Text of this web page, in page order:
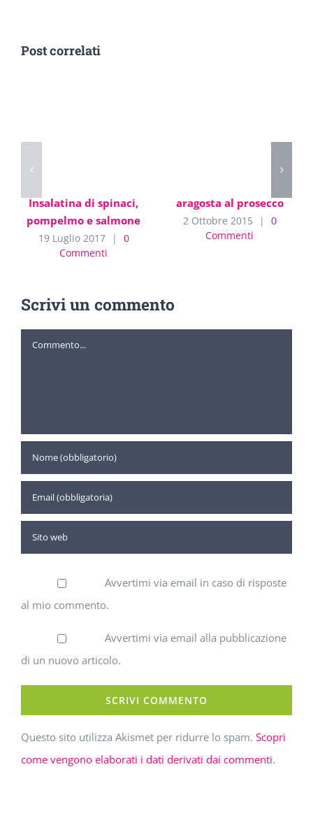
Post correlati
Insalatina di spinaci,
pompelmo e salmone
19 Luglio 2017 |
0
Commenti
aragosta al prosecco
2 Ottobre 2015 |
0
Commenti
Scrivi un commento
Commento
Avvertimi via email in caso di risposte
al mio commento.
Avvertimi via email alla pubblicazione
di un nuovo articolo.
Questo sito utilizza Akismet per ridurre lo spam. Scopri
come vengono elaborati i dati derivati dai commenti.